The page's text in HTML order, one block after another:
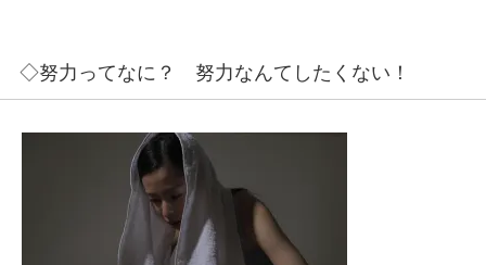
◇努力ってなに？ 努力なんてしたくない！